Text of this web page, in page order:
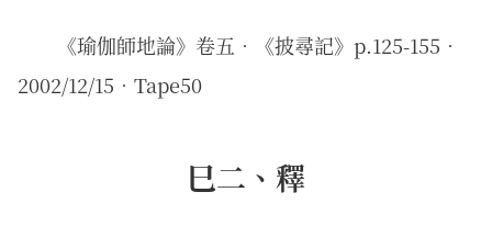
《瑜伽師地論》卷五．《披尋記》p.125-155．
2002/12/15．Tape50
巳二、釋